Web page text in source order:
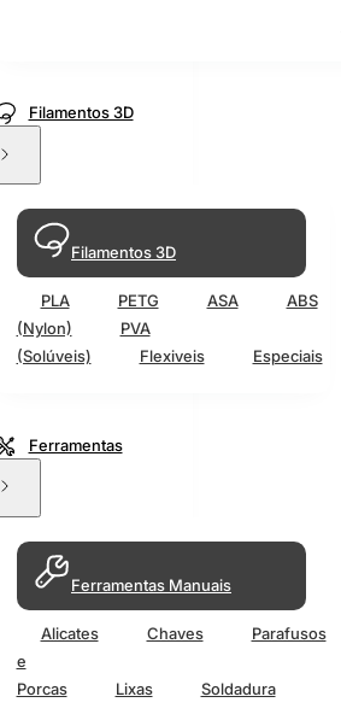
Filamentos 3D
Filamentos 3D
PLA PETG ASA ABS
(Nylon)
PVA
(Solúveis)
Flexiveis Especiais
Ferramentas
Ferramentas Manuais
Alicates Chaves
Parafusos
e
Porcas
Lixas Soldadura